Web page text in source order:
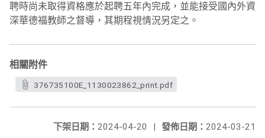
聘時尚未取得資格應於起聘五年內完成，並能接受國內外資
深華德福教師之督導，其期程視情況另定之。
相關附件
376735100E_1130023862_print.pdf
發佈日期： 2024-03-21
下架日期： 2024-04-20 |